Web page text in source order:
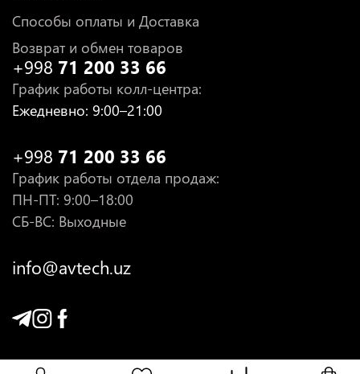
Способы оплаты и Доставка
Возврат и обмен товаров
+998 71 200 33 66
График работы колл-центра:
Ежедневно: 9:00–21:00
+998 71 200 33 66
График работы отдела продаж:
ПН-ПТ: 9:00–18:00
СБ-ВС: Выходные
info@avtech.uz